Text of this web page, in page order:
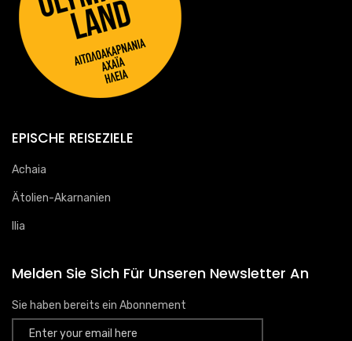
EPISCHE REISEZIELE
Achaia
Ätolien-Akarnanien
Ilia
Melden Sie Sich Für Unseren Newsletter An
Sie haben bereits ein Abonnement